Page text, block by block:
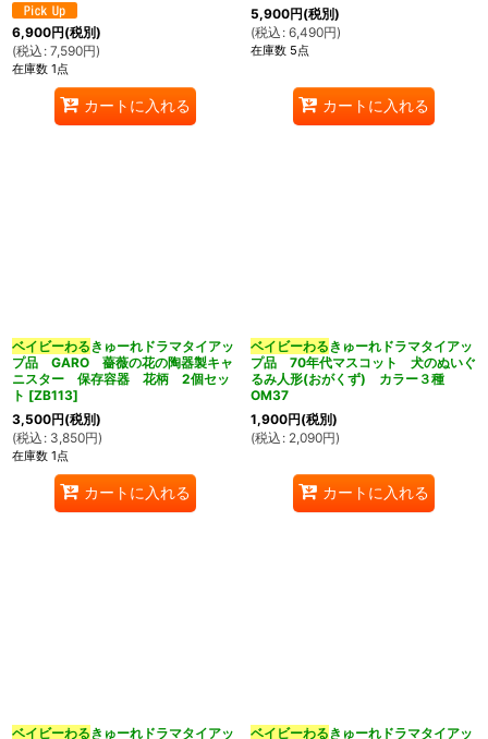
6,900円(税別)
(税込 : 7,590円)
在庫数 1点
カートに入れる
5,900円(税別)
(税込 : 6,490円)
在庫数 5点
カートに入れる
ベイビーわる きゅーれドラマタイアッ
プ品 GARO 薔薇の花の陶器製キャ
ニスター 保存容器 花柄 2個セッ
ト [ZB113]
3,500円(税別)
(税込 : 3,850円)
在庫数 1点
カートに入れる
ベイビーわる きゅーれドラマタイアッ
プ品 70年代マスコット 犬のぬいぐ
るみ人形(おがくず) カラー３種
OM37
1,900円(税別)
(税込 : 2,090円)
カートに入れる
ベイビーわる きゅーれドラマタイアッ
ベイビーわる きゅーれドラマタイアッ